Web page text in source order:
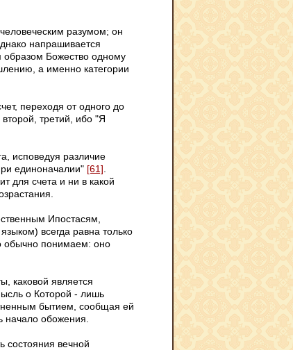
разумом; он
напрашивается
образом Божество одному
а именно категории
переходя от одного до
третий, ибо "Я
исповедуя различие
единоначалии" [61]
для счета и ни в какой
Ипостасям,
всегда равна только
обычно понимаем: оно
каковой является
о Которой - лишь
бытием, сообщая ей
начало обожения.
состояния вечной